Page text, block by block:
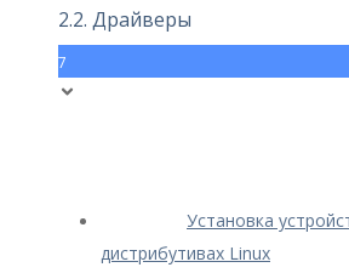
2.2. Драйверы
7
Установка
дистрибутивах Linux